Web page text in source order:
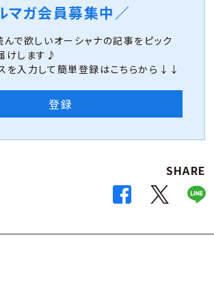
マガ会員募集中／
んで欲しいオーシャナの記事をピック
けします♪
を入力して簡単登録はこちらから↓↓
登録
SHARE